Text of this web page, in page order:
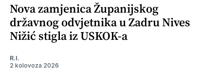
Nova zamjenica Županijskog
državnog odvjetnika u Zadru Nives
Nižić stigla iz USKOK-a
R.I.
2 kolovoza 2026